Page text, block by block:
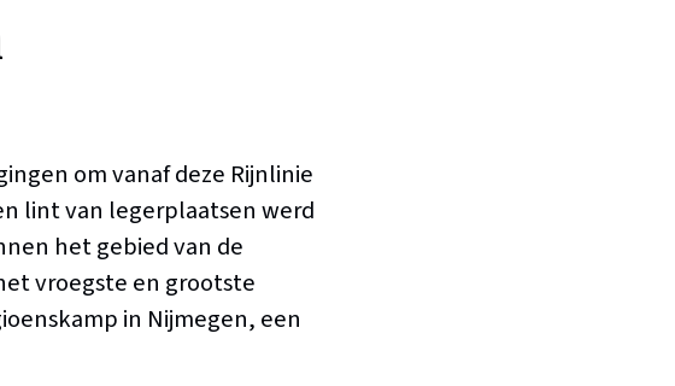
om vanaf deze Rijnlinie
lint van legerplaatsen werd
het gebied van de
vroegste en grootste
in Nijmegen, een